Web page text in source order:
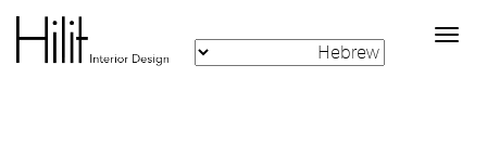
Toggle
navigation